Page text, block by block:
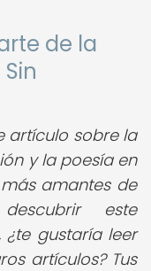
de la
artículo sobre la
y la poesía en
amantes de
este
¿te gustaría leer
artículos? Tus